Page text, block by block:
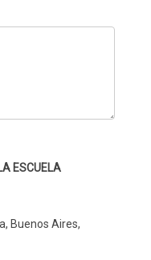
ESCUELA
Buenos Aires,